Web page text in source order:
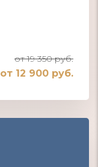
от 19 350 руб.
от 12 900 руб.